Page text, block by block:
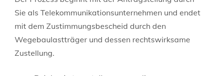
Sie als Telekommunikationsunternehmen und endet
mit dem Zustimmungsbescheid durch den
Wegebaulastträger und dessen rechtswirksame
Zustellung.